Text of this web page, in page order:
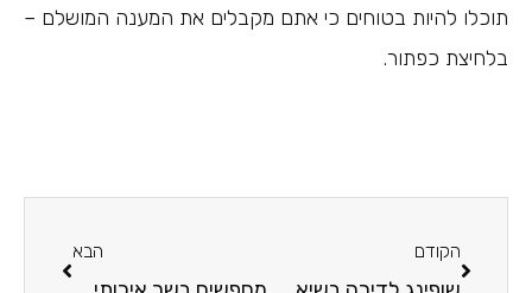
תוכלו להיות בטוחים כי אתם מקבלים את המענה המושלם –
בלחיצת כפתור.
הקודם הבא